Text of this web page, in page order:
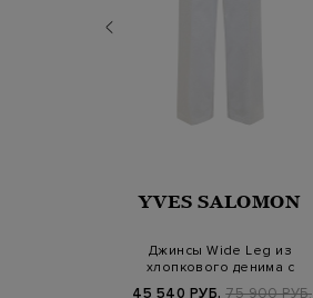
YVES SALOMON
Джинсы Wide Leg из
хлопкового денима с
45 540 РУБ. 75 900 РУБ.